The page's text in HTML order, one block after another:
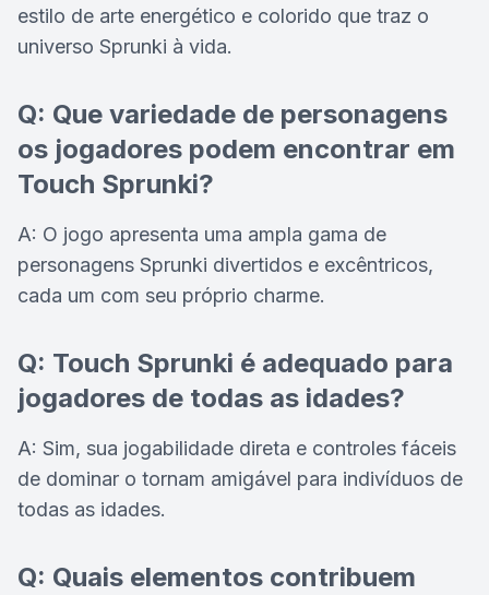
estilo de arte energético e colorido que traz o
universo Sprunki à vida.
Q: Que variedade de personagens
os jogadores podem encontrar em
Touch Sprunki?
A: O jogo apresenta uma ampla gama de
personagens Sprunki divertidos e excêntricos,
cada um com seu próprio charme.
Q: Touch Sprunki é adequado para
jogadores de todas as idades?
A: Sim, sua jogabilidade direta e controles fáceis
de dominar o tornam amigável para indivíduos de
todas as idades.
Q: Quais elementos contribuem